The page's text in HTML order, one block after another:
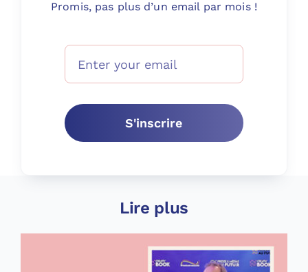
Promis, pas plus d’un email par mois !
S'inscrire
Lire plus